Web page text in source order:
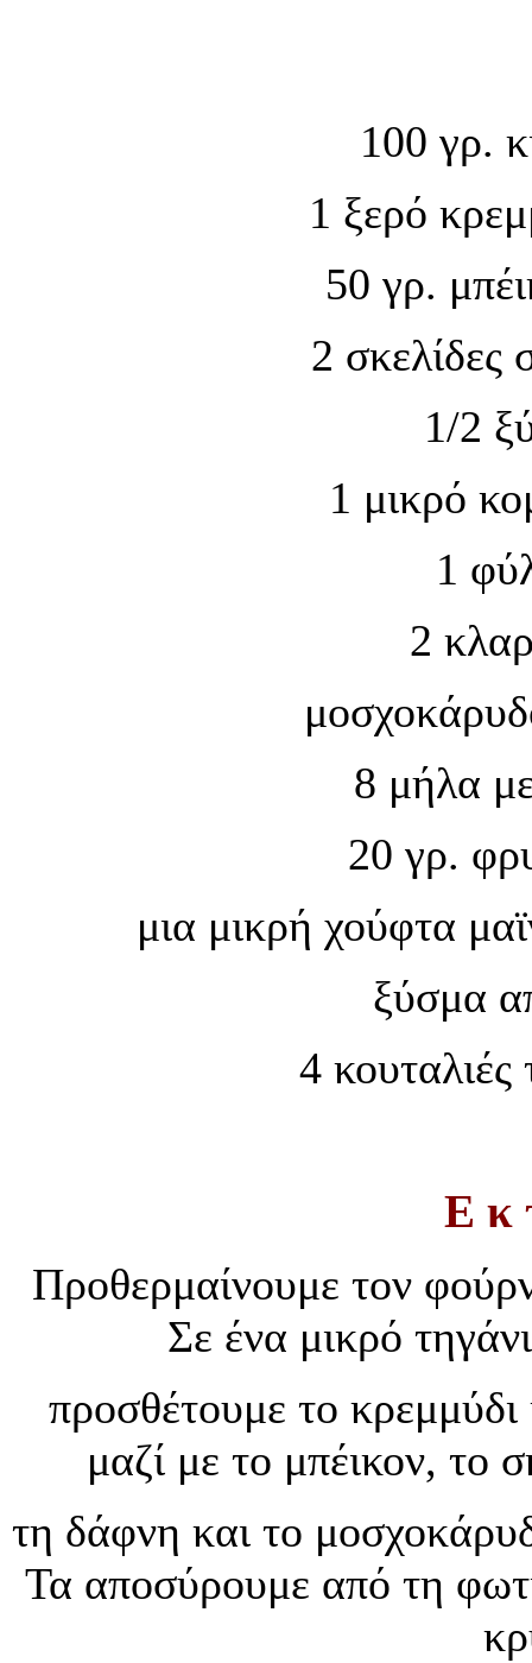
100 γρ.
1 ξερό
50 γρ.
2 σκελίδες
1/2
1 μικρό
1
2
8 μήλα
20 γρ.
μια μικρή χούφτα
ξύσμα
4
Ε κ
Προθερμαίνουμε τον
Σε ένα μικρό
προσθέτουμε το κρεμμύδι
μαζί με το μπέικον, το
τη δάφνη και το
Τα αποσύρουμε από τη